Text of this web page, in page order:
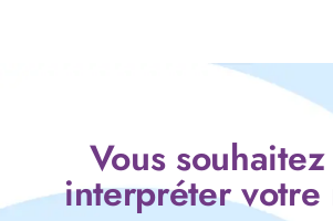
Vous
interpréter votre